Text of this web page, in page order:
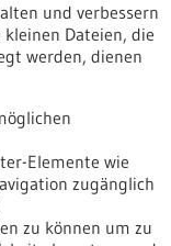
und verbessern
Dateien, die
werden, dienen
Elemente wie
zugänglich
zu können um zu